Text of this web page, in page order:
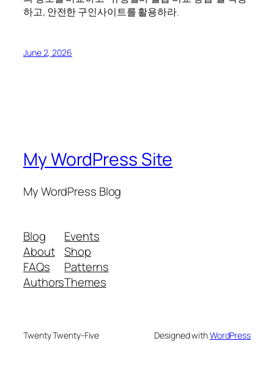
하고, 안전한 구인사이트를 활용하라.
June 2, 2026
My WordPress Site
My WordPress Blog
Blog
About
FAQs
Authors
Events
Shop
Patterns
Themes
Twenty Twenty-Five Designed withWordPress